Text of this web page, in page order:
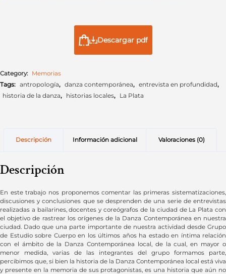
Descargar pdf
Category: Memorias
Tags: antropología, danza contemporánea, entrevista en profundidad,
historia de la danza, historias locales, La Plata
Descripción Información adicional Valoraciones (0)
Descripción
En este trabajo nos proponemos comentar las primeras sistematizaciones,
discusiones y conclusiones que se desprenden de una serie de entrevistas
realizadas a bailarines, docentes y coreógrafos de la ciudad de La Plata con
el objetivo de rastrear los orígenes de la Danza Contemporánea en nuestra
ciudad. Dado que una parte importante de nuestra actividad desde Grupo
de Estudio sobre Cuerpo en los últimos años ha estado en íntima relación
con el ámbito de la Danza Contemporánea local, de la cual, en mayor o
menor medida, varias de las integrantes del grupo formamos parte,
percibimos que, si bien la historia de la Danza Contemporánea local está viva
y presente en la memoria de sus protagonistas, es una historia que aún no